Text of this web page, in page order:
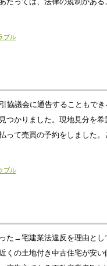
ブル
議会に通告することもで
つかりました。現地見分を
って売買の予約をしました
ブル
た→宅建業法違反を理由と
くの土地付き中古住宅が安